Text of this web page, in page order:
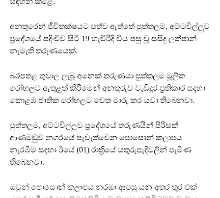
අනතුරෙන් ජීවිතක්ෂයට පත්ව ඇත්තේ පුත්තලම, අට්ටවිල්ලුව
ප්‍රදේශයේ පදිංචිව සිටි 19 හැවිරිදි විය පසු වූ සසිදු ලක්ෂාන්
නැමැති තරුණයෙක්.
බරපතළ තුවාල ලැබූ අනෙක් තරුණයා පුත්තලම මූලික
රෝහලට ඇතුළත් කිරීමෙන් අනතුරුව වැඩිදුර ප්‍රතිකාර සදහා
කොළඹ ජාතික රෝහලට වෙත මාරු කර යවා තිබෙනවා.
පුත්තලම, අට්ටවිල්ලුව ප්‍රදේශයේ තරුණයින් පිරිසක්
ආණමඩුව නගරයේ පැවැත්වෙන පොසොන් කලාපය
නැරඹීම සඳහා ඊයේ (01) රාත්‍රියේ යතුරුපැදිවලින් පැමිණ
තිබෙනවා.
ඔවුන් පොසොන් කලාපය නරඹා ආපසු යන අතර තුර එක්